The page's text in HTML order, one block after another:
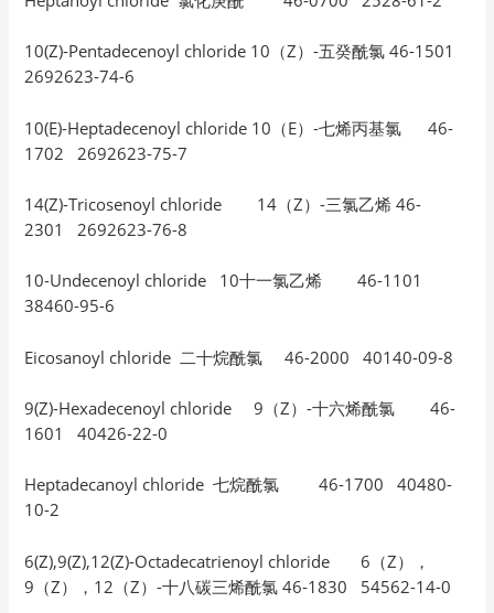
10(Z)-Pentadecenoyl chloride 10（Z）-五癸酰氯 46-1501
2692623-74-6
10(E)-Heptadecenoyl chloride 10（E）-七烯丙基氯 46-
1702 2692623-75-7
14(Z)-Tricosenoyl chloride 14（Z）-三氯乙烯 46-
2301 2692623-76-8
10-Undecenoyl chloride 10十一氯乙烯 46-1101
38460-95-6
Eicosanoyl chloride 二十烷酰氯 46-2000 40140-09-8
9(Z)-Hexadecenoyl chloride 9（Z）-十六烯酰氯 46-
1601 40426-22-0
Heptadecanoyl chloride 七烷酰氯 46-1700 40480-
10-2
6(Z),9(Z),12(Z)-Octadecatrienoyl chloride 6（Z），
9（Z），12（Z）-十八碳三烯酰氯 46-1830 54562-14-0